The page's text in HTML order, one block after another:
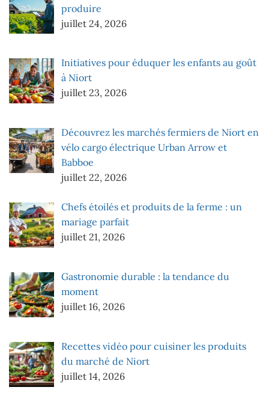
produire
juillet 24, 2026
Initiatives pour éduquer les enfants au goût
à Niort
juillet 23, 2026
Découvrez les marchés fermiers de Niort en
vélo cargo électrique Urban Arrow et
Babboe
juillet 22, 2026
Chefs étoilés et produits de la ferme : un
mariage parfait
juillet 21, 2026
Gastronomie durable : la tendance du
moment
juillet 16, 2026
Recettes vidéo pour cuisiner les produits
du marché de Niort
juillet 14, 2026